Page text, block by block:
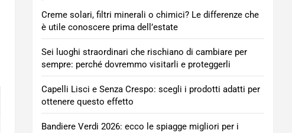
Creme solari, filtri minerali o chimici? Le differenze che
è utile conoscere prima dell’estate
Sei luoghi straordinari che rischiano di cambiare per
sempre: perché dovremmo visitarli e proteggerli
Capelli Lisci e Senza Crespo: scegli i prodotti adatti per
ottenere questo effetto
Bandiere Verdi 2026: ecco le spiagge migliori per i